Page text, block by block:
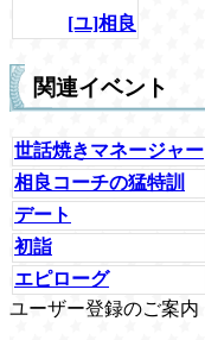
[ユ]相良
関連イベント
世話焼きマネージャー
相良コーチの猛特訓
デート
初詣
エピローグ
ユーザー登録のご案内